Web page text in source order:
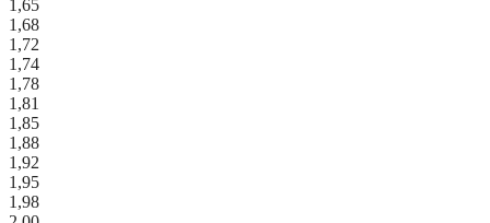
1,65
1,68
1,72
1,74
1,78
1,81
1,85
1,88
1,92
1,95
1,98